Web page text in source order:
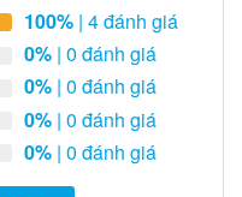
100% | 4 đánh giá
0% | 0 đánh giá
0% | 0 đánh giá
0% | 0 đánh giá
0% | 0 đánh giá